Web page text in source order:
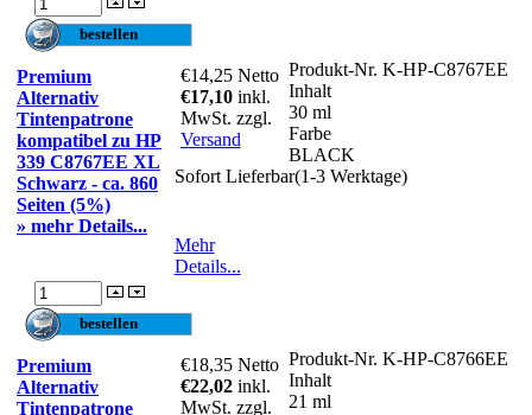
Premium
Alternativ
Tintenpatrone
kompatibel zu HP
339 C8767EE XL
Schwarz - ca. 860
Seiten (5%)
» mehr Details...
€14,25 Netto
€17,10 inkl.
MwSt. zzgl.
Versand
Produkt-Nr. K-HP-C8767EE
Inhalt
30 ml
Farbe
BLACK
Sofort Lieferbar(1-3 Werktage)
Mehr
Details...
Premium
Alternativ
Tintenpatrone
€18,35 Netto
€22,02 inkl.
MwSt. zzgl.
Produkt-Nr. K-HP-C8766EE
Inhalt
21 ml